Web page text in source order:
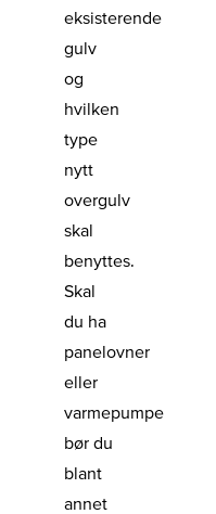
eksisterende
gulv
og
hvilken
type
nytt
overgulv
skal
benyttes.
Skal
du ha
panelovner
eller
varmepumpe
bør du
blant
annet